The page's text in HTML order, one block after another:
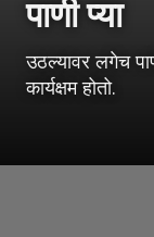
पाणी प्या
उठल्यावर लगेच
कार्यक्षम होतो.